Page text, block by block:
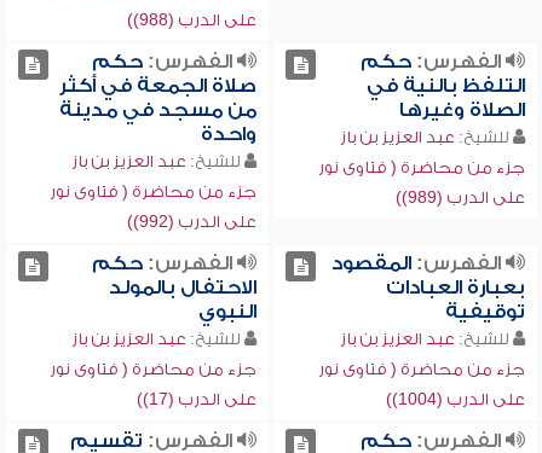
على الدرب (988))
الفهرس:حكم
التلفظ بالنية في
الصلاة وغيرها
للشيخ: عبد العزيز بن باز
جزء من محاضرة ( فتاوى نور
على الدرب (989))
الفهرس:حكم
صلاة الجمعة في أكثر
من مسجد في مدينة
واحدة
للشيخ: عبد العزيز بن باز
جزء من محاضرة ( فتاوى نور
على الدرب (992))
الفهرس:المقصود
بعبارة العبادات
توقيفية
للشيخ: عبد العزيز بن باز
جزء من محاضرة ( فتاوى نور
على الدرب (1004))
الفهرس:حكم
الاحتفال بالمولد
النبوي
للشيخ: عبد العزيز بن باز
جزء من محاضرة ( فتاوى نور
على الدرب (17))
الفهرس:حكم
الفهرس: تقسيم